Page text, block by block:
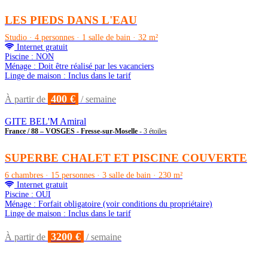
LES PIEDS DANS L'EAU
Studio · 4 personnes · 1 salle de bain · 32 m²
Internet gratuit
Piscine : NON
Ménage : Doit être réalisé par les vacanciers
Linge de maison : Inclus dans le tarif
À partir de 400 € / semaine
GITE BEL'M Amiral
France / 88 – VOSGES - Fresse-sur-Moselle - 3 étoiles
SUPERBE CHALET ET PISCINE COUVERTE
6 chambres · 15 personnes · 3 salle de bain · 230 m²
Internet gratuit
Piscine : OUI
Ménage : Forfait obligatoire (voir conditions du propriétaire)
Linge de maison : Inclus dans le tarif
À partir de 3200 € / semaine